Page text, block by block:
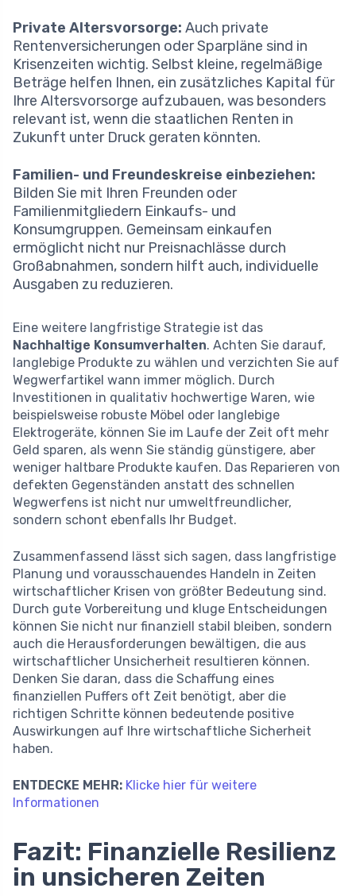
Private Altersvorsorge: Auch private
Rentenversicherungen oder Sparpläne sind in
Krisenzeiten wichtig. Selbst kleine, regelmäßige
Beträge helfen Ihnen, ein zusätzliches Kapital für
Ihre Altersvorsorge aufzubauen, was besonders
relevant ist, wenn die staatlichen Renten in
Zukunft unter Druck geraten könnten.
Familien- und Freundeskreise einbeziehen:
Bilden Sie mit Ihren Freunden oder
Familienmitgliedern Einkaufs- und
Konsumgruppen. Gemeinsam einkaufen
ermöglicht nicht nur Preisnachlässe durch
Großabnahmen, sondern hilft auch, individuelle
Ausgaben zu reduzieren.
Eine weitere langfristige Strategie ist das
Nachhaltige Konsumverhalten. Achten Sie darauf,
langlebige Produkte zu wählen und verzichten Sie auf
Wegwerfartikel wann immer möglich. Durch
Investitionen in qualitativ hochwertige Waren, wie
beispielsweise robuste Möbel oder langlebige
Elektrogeräte, können Sie im Laufe der Zeit oft mehr
Geld sparen, als wenn Sie ständig günstigere, aber
weniger haltbare Produkte kaufen. Das Reparieren von
defekten Gegenständen anstatt des schnellen
Wegwerfens ist nicht nur umweltfreundlicher,
sondern schont ebenfalls Ihr Budget.
Zusammenfassend lässt sich sagen, dass langfristige
Planung und vorausschauendes Handeln in Zeiten
wirtschaftlicher Krisen von größter Bedeutung sind.
Durch gute Vorbereitung und kluge Entscheidungen
können Sie nicht nur finanziell stabil bleiben, sondern
auch die Herausforderungen bewältigen, die aus
wirtschaftlicher Unsicherheit resultieren können.
Denken Sie daran, dass die Schaffung eines
finanziellen Puffers oft Zeit benötigt, aber die
richtigen Schritte können bedeutende positive
Auswirkungen auf Ihre wirtschaftliche Sicherheit
haben.
ENTDECKE MEHR: Klicke hier für weitere
Informationen
Fazit: Finanzielle Resilienz
in unsicheren Zeiten